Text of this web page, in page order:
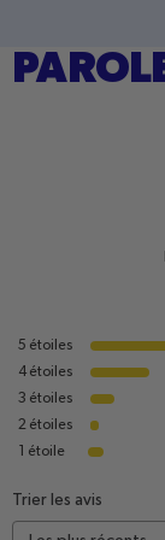
5 étoiles
4 étoiles
3 étoiles
2 étoiles
étoile
Trier les avis